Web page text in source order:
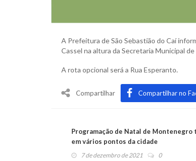
A Prefeitura de São Sebastião do Caí
Cassel na altura da Secretaria Municipal
A rota opcional será a Rua Esperanto.
Compartilhar Compartilhar no
Programação de Natal de Montenegro
em vários pontos da cidade
7 de dezembro de 2021 0